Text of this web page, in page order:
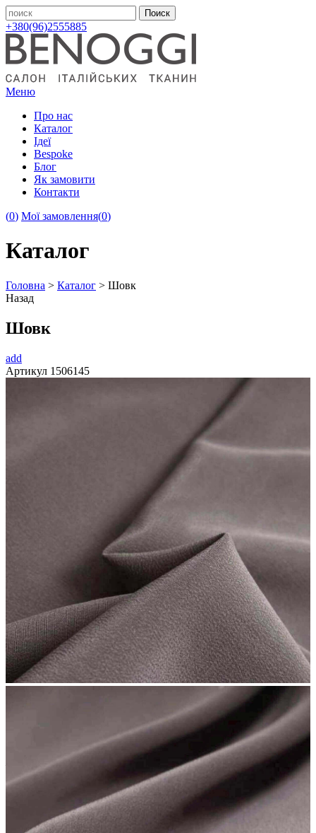
+380(96)2555885
Меню
Про нас
Каталог
Ідеї
Bespoke
Блог
Як замовити
Контакти
(0) Мої замовлення(0)
Каталог
Головна > Каталог > Шовк
Назад
Шовк
add
Артикул 1506145
Знижка діє при покупці всього відрізу, уточнюйте наявність
1196 грн